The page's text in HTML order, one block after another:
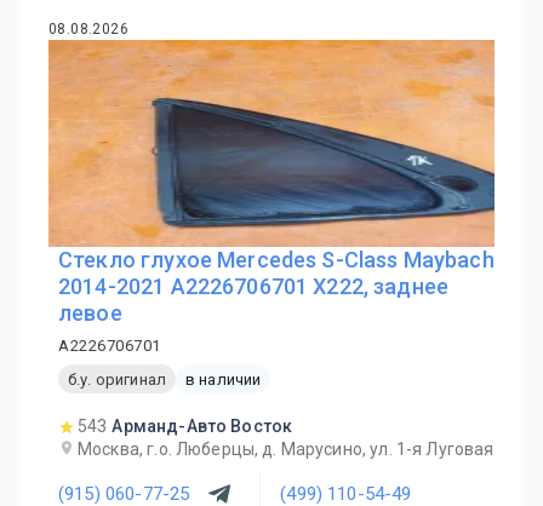
08.08.2026
Стекло глухое Mercedes S-Class Maybach
2014-2021 A2226706701 X222, заднее
левое
A2226706701
б.у. оригинал
в наличии
543 Арманд-Авто Восток
Москва, г.о. Люберцы, д. Марусино, ул. 1-я Луговая
(915) 060-77-25 (499) 110-54-49